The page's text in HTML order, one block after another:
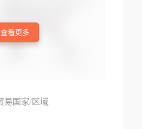
看更多
易国家/区域